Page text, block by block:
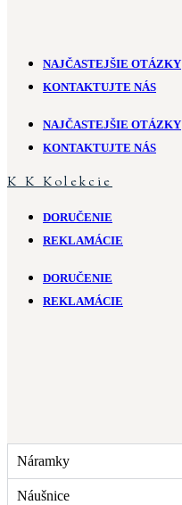
NAJČASTEJŠIE OTÁZKY
KONTAKTUJTE NÁS
NAJČASTEJŠIE OTÁZKY
KONTAKTUJTE NÁS
KKKolekcie
DORUČENIE
REKLAMÁCIE
DORUČENIE
REKLAMÁCIE
Náramky
Náušnice